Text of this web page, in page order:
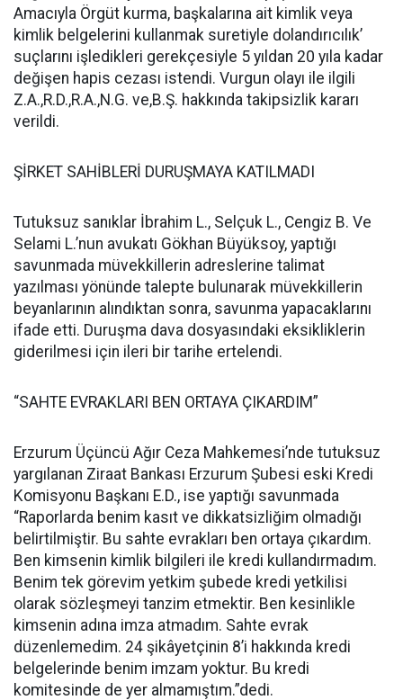
Amacıyla Örgüt kurma, başkalarına ait kimlik veya
kimlik belgelerini kullanmak suretiyle dolandırıcılık’
suçlarını işledikleri gerekçesiyle 5 yıldan 20 yıla kadar
değişen hapis cezası istendi. Vurgun olayı ile ilgili
Z.A.,R.D.,R.A.,N.G. ve,B.Ş. hakkında takipsizlik kararı
verildi.
ŞİRKET SAHİBLERİ DURUŞMAYA KATILMADI
Tutuksuz sanıklar İbrahim L., Selçuk L., Cengiz B. Ve
Selami L.’nun avukatı Gökhan Büyüksoy, yaptığı
savunmada müvekkillerin adreslerine talimat
yazılması yönünde talepte bulunarak müvekkillerin
beyanlarının alındıktan sonra, savunma yapacaklarını
ifade etti. Duruşma dava dosyasındaki eksikliklerin
giderilmesi için ileri bir tarihe ertelendi.
“SAHTE EVRAKLARI BEN ORTAYA ÇIKARDIM”
Erzurum Üçüncü Ağır Ceza Mahkemesi’nde tutuksuz
yargılanan Ziraat Bankası Erzurum Şubesi eski Kredi
Komisyonu Başkanı E.D., ise yaptığı savunmada
“Raporlarda benim kasıt ve dikkatsizliğim olmadığı
belirtilmiştir. Bu sahte evrakları ben ortaya çıkardım.
Ben kimsenin kimlik bilgileri ile kredi kullandırmadım.
Benim tek görevim yetkim şubede kredi yetkilisi
olarak sözleşmeyi tanzim etmektir. Ben kesinlikle
kimsenin adına imza atmadım. Sahte evrak
düzenlemedim. 24 şikâyetçinin 8’i hakkında kredi
belgelerinde benim imzam yoktur. Bu kredi
komitesinde de yer almamıştım.”dedi.